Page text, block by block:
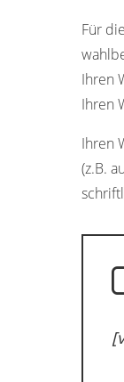
Für
Ihren
Ihren
Ihren
(z.B.